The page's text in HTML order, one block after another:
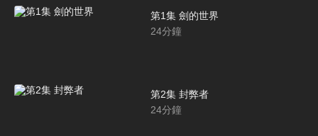
第1集 劍的世界
24分鐘
第2集 封弊者
24分鐘